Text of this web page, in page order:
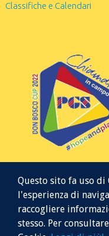
Classifiche e Calendari
Questo sito fa uso
l'esperienza di
raccogliere
stesso. Per